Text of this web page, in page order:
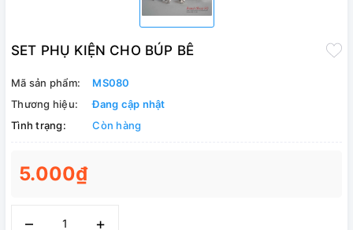
SET PHỤ KIỆN CHO BÚP BÊ
Mã sản phẩm:
MS080
Thương hiệu:
Đang cập nhật
Tình trạng:
Còn hàng
5.000₫
– +